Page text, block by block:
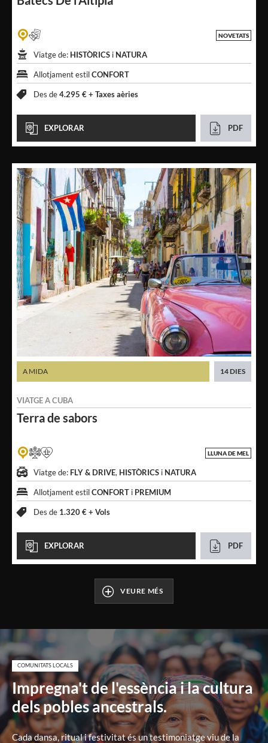
NOVETATS
Viatge de: HISTÒRICS i NATURA
Allotjament estilCONFORT
Des de4.295 € + Taxes aèries
EXPLORAR PDF
Terrade sabors
VIATGE ACUBA
A MIDA 14 DIES
LLUNA DE MEL
Viatge de: FLY & DRIVE, HISTÒRICS i NATURA
Allotjament estilCONFORT i PREMIUM
Des de 1.320 € + Vols
EXPLORAR PDF
VEURE MÉS
COMUNITATS LOCALS
Impregna't de l'essència i la cultura
dels pobles ancestrals.
Cada dansa, ritual i festivitat és un testimoniatge viu de la